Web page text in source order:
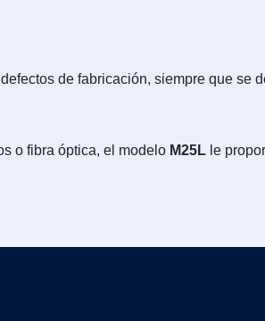
de fabricación, siempre que se
o fibra óptica, el modelo M25L le